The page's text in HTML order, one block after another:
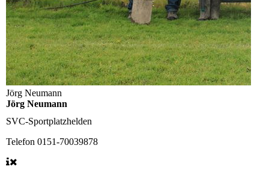
Jörg Neumann
Jörg Neumann
SVC-Sportplatzhelden
Telefon 0151-70039878